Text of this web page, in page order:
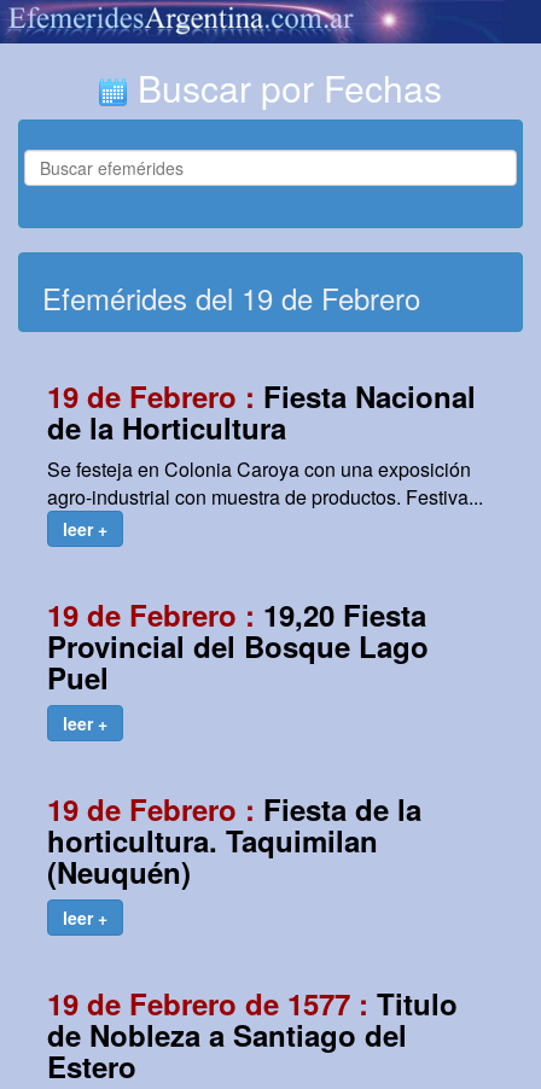
Buscar por Fechas
Efemérides del 19 de Febrero
19 de Febrero : Fiesta Nacional
de la Horticultura
Se festeja en Colonia Caroya con una exposición
agro-industrial con muestra de productos. Festiva...
leer +
19 de Febrero : 19,20 Fiesta
Provincial del Bosque Lago
Puel
leer +
19 de Febrero : Fiesta de la
horticultura. Taquimilan
(Neuquén)
leer +
19 de Febrero de 1577 : Titulo
de Nobleza a Santiago del
Estero